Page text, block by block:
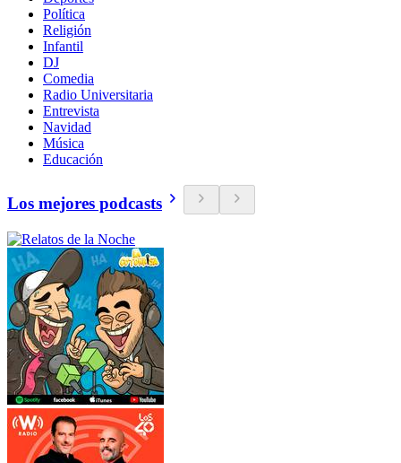
Política
Religión
Infantil
DJ
Comedia
Radio Universitaria
Entrevista
Navidad
Música
Educación
Los mejores podcasts